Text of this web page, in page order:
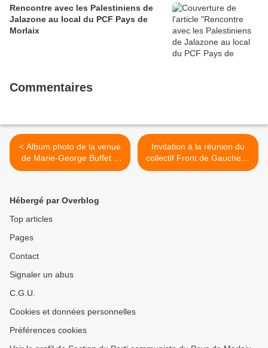
Rencontre avec les Palestiniens de
Jalazone au local du PCF Pays de
Morlaix
Commentaires
< Album photo de la venue
de Marie-George Buffet à
Morlaix le 29 octobre
Invitation à la réunion du
collectif Front de Gauche le
12 décembre à 18h >
Hébergé par Overblog
Top articles
Pages
Contact
Signaler un abus
C.G.U.
Cookies et données personnelles
Préférences cookies